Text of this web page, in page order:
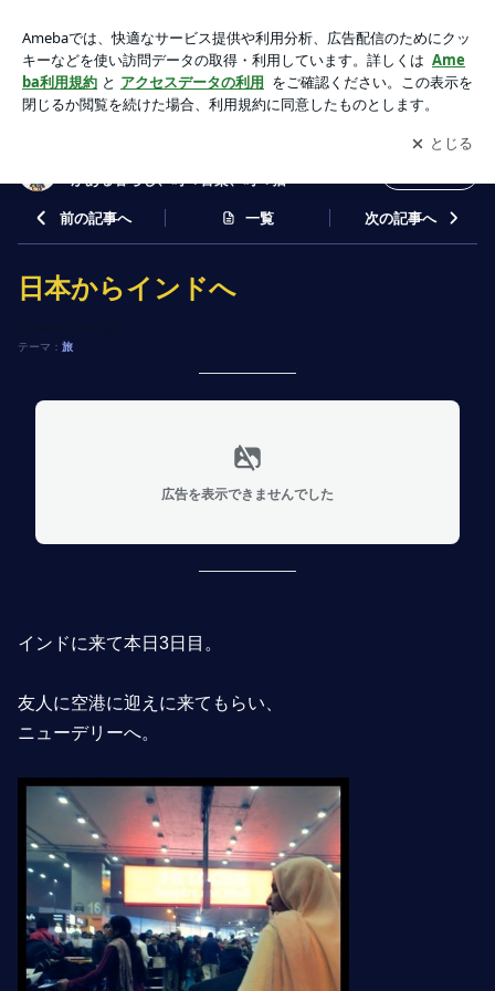
ックがある暮らし、時々音楽、時々猫
アプリをダウンロードして ブログの更新通知
を受け取りまし
ょう。
開く
がある暮らし、時々音楽、時々猫
前の記事へ 一覧 次の記事へ
日本からインドへ
テーマ： 旅
広告を表示できませんでした
インドに来て本日3日目。
友人に空港に迎えに来てもらい、
ニューデリーへ。